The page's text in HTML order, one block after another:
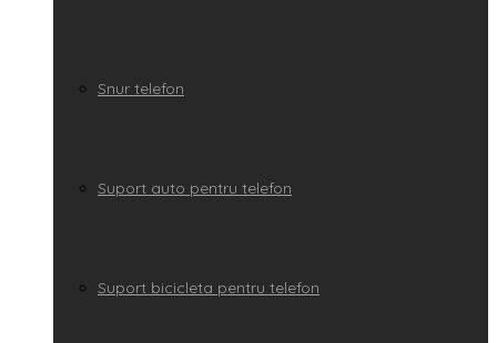
Snur telefon
Suport auto pentru telefon
Suport bicicleta pentru telefon